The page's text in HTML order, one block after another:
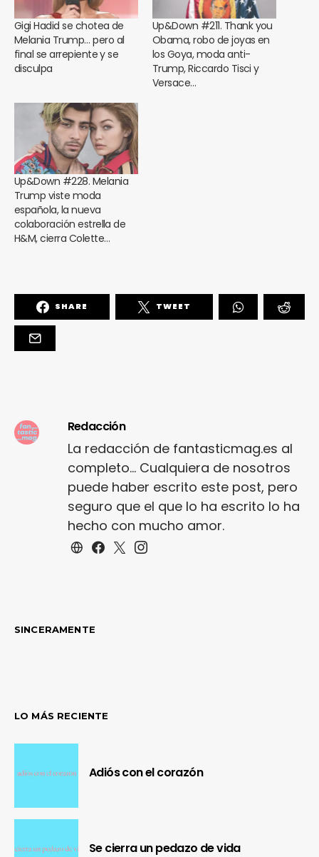
Gigi Hadid se chotea de
Melania Trump… pero al
final se arrepiente y se
disculpa
Up&Down #211. Thank you
Obama, robo de joyas en
los Goya, moda anti-
Trump, Riccardo Tisci y
Versace…
Up&Down #228. Melania
Trump viste moda
española, la nueva
colaboración estrella de
H&M, cierra Colette…
SHARE TWEET
Redacción
La redacción de fantasticmag.es al
completo... Cualquiera de nosotros
puede haber escrito este post, pero
seguro que el que lo ha escrito lo ha
hecho con mucho amor.
SINCERAMENTE
LO MÁS RECIENTE
Adiós con el corazón
Se cierra un pedazo de vida